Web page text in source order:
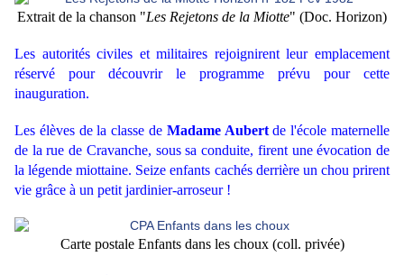
Extrait de la chanson "Les Rejetons de la Miotte" (Doc. Horizon)
Les autorités civiles et militaires rejoignirent leur emplacement
réservé pour découvrir le programme prévu pour cette
inauguration.
Les élèves de la classe de Madame Aubertde l'école maternelle
de la rue de Cravanche, sous sa conduite, firent une évocation de
la légende miottaine. Seize enfants cachés derrière un chou prirent
vie grâce à un petit jardinier-arroseur !
Carte postale Enfants dans les choux (coll. privée)